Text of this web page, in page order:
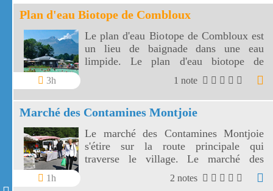
Plan d'eau Biotope de Combloux
3h
Le plan d'eau Biotope de Combloux est
un lieu de baignade dans une eau
limpide. Le plan d'eau biotope de
Combloux offre un panorama
magnifique sur le Mont Blanc et son
massif.
1 note
Marché des Contamines Montjoie
1h
Le marché des Contamines Montjoie
s'étire sur la route principale qui
traverse le village. Le marché des
Contamines Montjoie est un marché
agréable tout en longueur.
2 notes